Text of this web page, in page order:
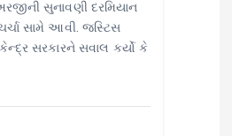
સુનાવણી દરમિયાન
સામે આવી. જસ્ટિસ
સરકારને સવાલ કર્યો કે